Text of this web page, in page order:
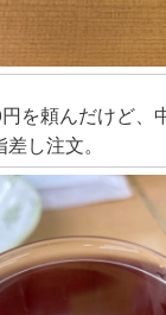
を頼んだけど、
し注文。